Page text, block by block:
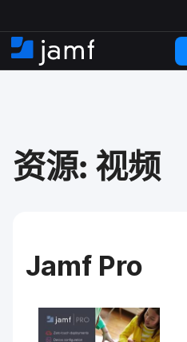
​
至
​
容
首
​
资源​: 视频
Jamf Pro